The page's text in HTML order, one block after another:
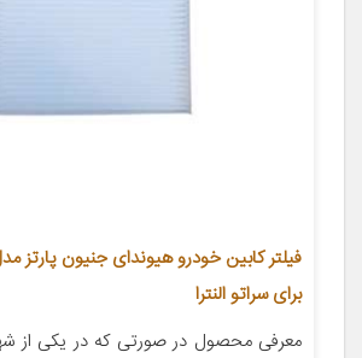
برای سراتو النترا
معرفی محصول در صورتی که در یکی از